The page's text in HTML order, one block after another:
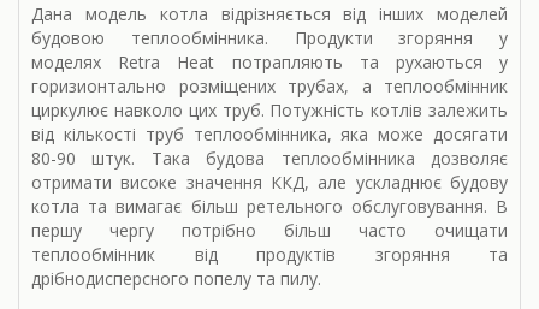
Дана модель котла відрізняється від інших моделей
будовою теплообмінника. Продукти згоряння у
моделях Retra Heat потрапляють та рухаються у
горизионтально розміщених трубах, а теплообмінник
циркулює навколо цих труб. Потужність котлів залежить
від кількості труб теплообмінника, яка може досягати
80-90 штук. Така будова теплообмінника дозволяє
отримати високе значення ККД, але ускладнює будову
котла та вимагає більш ретельного обслуговування. В
першу чергу потрібно більш часто очищати
теплообмінник від продуктів згоряння та
дрібнодисперсного попелу та пилу.